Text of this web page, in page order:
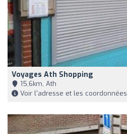
Voyages Ath Shopping
15,6km, Ath
Voir l'adresse et les coordonnées